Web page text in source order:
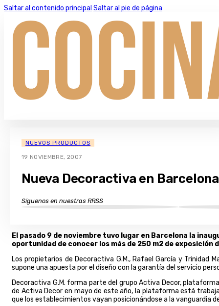
Saltar al contenido principal Saltar al pie de página
NUEVOS PRODUCTOS
19 NOVIEMBRE, 2007
Nueva Decoractiva en Barcelona
Síguenos en nuestras RRSS
El pasado 9 de noviembre tuvo lugar en Barcelona la
oportunidad de conocer los más de 250 m2 de exposición
Los propietarios de Decoractiva G.M., Rafael García y
supone una apuesta por el diseño con la garantía del servicio
Decoractiva G.M. forma parte del grupo Activa Decor,
de Activa Decor en mayo de este año, la plataforma está
que los establecimientos vayan posicionándose a la vanguardia